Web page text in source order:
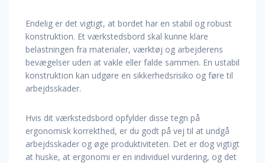
Endelig er det vigtigt, at bordet har en stabil og robust
konstruktion. Et værkstedsbord skal kunne klare
belastningen fra materialer, værktøj og arbejderens
bevægelser uden at vakle eller falde sammen. En ustabil
konstruktion kan udgøre en sikkerhedsrisiko og føre til
arbejdsskader.
Hvis dit værkstedsbord opfylder disse tegn på
ergonomisk korrekthed, er du godt på vej til at undgå
arbejdsskader og øge produktiviteten. Det er dog vigtigt
at huske, at ergonomi er en individuel vurdering, og det